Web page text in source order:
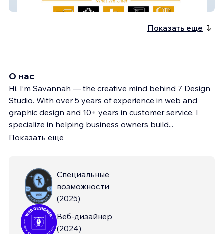
Diversified Fields
Показать еще
О нас
Hi, I’m Savannah — the creative mind behind 7 Design
Studio. With over 5 years of experience in web and
graphic design and 10+ years in customer service, I
specialize in helping business owners build...
Показать еще
Специальные
возможности
(2025)
Веб-дизайнер
(2024)